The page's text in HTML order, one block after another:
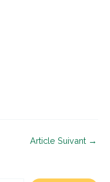
Article Suivant →